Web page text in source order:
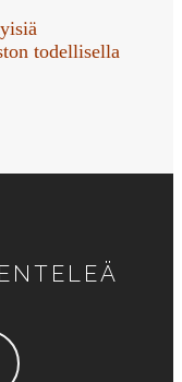
todellisella